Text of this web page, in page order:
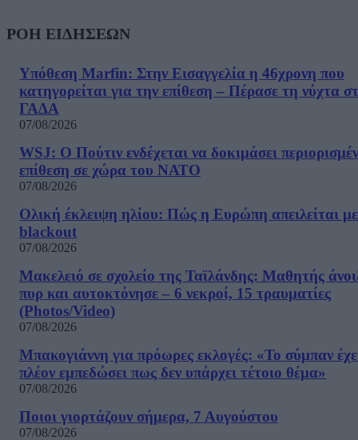
ΡΟΗ ΕΙΔΗΣΕΩΝ
Υπόθεση Marfin: Στην Εισαγγελία η 46χρονη που
κατηγορείται για την επίθεση – Πέρασε τη νύχτα
ΓΑΔΑ
07/08/2026
WSJ: Ο Πούτιν ενδέχεται να δοκιμάσει
επίθεση σε χώρα του ΝΑΤΟ
07/08/2026
Ολική έκλειψη ηλίου: Πώς η Ευρώπη απειλείται με
blackout
07/08/2026
Μακελειό σε σχολείο της Ταϊλάνδης: Μαθητής
πυρ και αυτοκτόνησε – 6 νεκροί, 15 τραυματίες
(Photos/Video)
07/08/2026
Μπακογιάννη για πρόωρες εκλογές: «Το σύμπαν
πλέον εμπεδώσει πως δεν υπάρχει τέτοιο θέμα»
07/08/2026
Ποιοι γιορτάζουν σήμερα, 7 Αυγούστου
07/08/2026